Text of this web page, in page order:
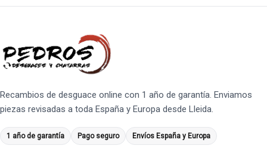
Recambios de desguace online con 1 año de garantía. Enviamos
piezas revisadas a toda España y Europa desde Lleida.
1 año de garantía Pago seguro Envíos España y Europa